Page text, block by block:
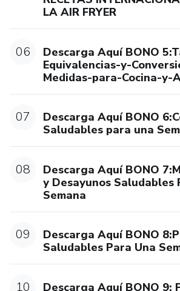
tu próxima gran comida está a solo
LA AIR FRYER
06
Descarga Aquí BONO
Equivalencias-y-
Medidas-para-Cocina-y-
07
Descarga Aquí BONO
Saludables para una
08
Descarga Aquí BONO
y Desayunos Saludables
Semana
09
Descarga Aquí BONO
Saludables Para Una
10
Descarga Aquí BONO 9: